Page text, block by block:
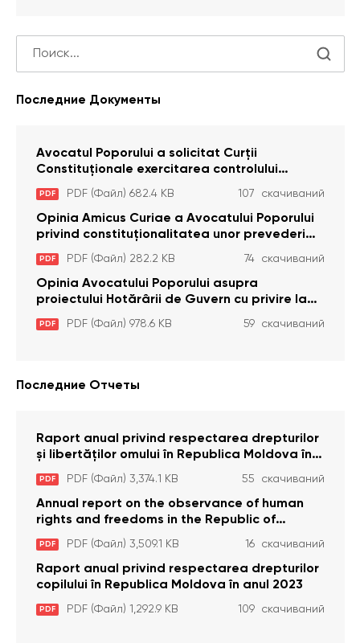
Последние Документы
Avocatul Poporului a solicitat Curţii
Constituţionale exercitarea controlului
constituţionalităţii unor prevederi cu privire la
plata alocației sociale de stat persoanelor
cu dizabilitați care sunt private de liberate
PDF PDF (Файл) 682.4 KB 107 скачиваний
Opinia Amicus Curiae a Avocatului Poporului
privind constituționalitatea unor prevederi
care interzic angajarea în organizațiile de
pază particulară a persoanelor condamnate
pentru comiterea cu intenție a unor infracțiuni
a fost luată în considerare de Curtea
Constituțională
PDF PDF (Файл) 282.2 KB 74 скачиваний
Opinia Avocatului Poporului asupra
proiectului Hotărârii de Guvern cu privire la
aprobarea proiectului de lege privind
activitatea sanitară veterinarăa
PDF PDF (Файл) 978.6 KB 59 скачиваний
Последние Отчеты
Raport anual privind respectarea drepturilor
și libertăților omului în Republica Moldova în
anul 2023
PDF PDF (Файл) 3,374.1 KB 55 скачиваний
Annual report on the observance of human
rights and freedoms in the Republic of
Moldova in 2023
PDF PDF (Файл) 3,509.1 KB 16 скачиваний
Raport anual privind respectarea drepturilor
copilului în Republica Moldova în anul 2023
PDF PDF (Файл) 1,292.9 KB 109 скачиваний